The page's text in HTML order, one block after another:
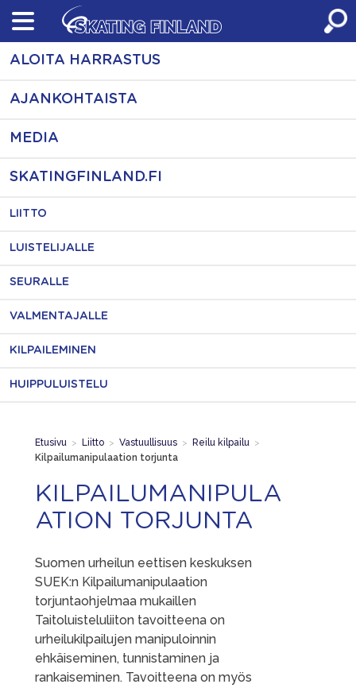
Skip
content
ALOITA HARRASTUS
AJANKOHTAISTA
MEDIA
SKATINGFINLAND.FI
LIITTO
LUISTELIJALLE
SEURALLE
VALMENTAJALLE
KILPAILEMINEN
HUIPPULUISTELU
Etusivu > Liitto > Vastuullisuus > Reilu kilpailu >
Kilpailumanipulaation torjunta
KILPAILUMANIPULA
ATION TORJUNTA
Suomen urheilun eettisen keskuksen
SUEK:n Kilpailumanipulaation
torjuntaohjelmaa mukaillen
Taitoluisteluliiton tavoitteena on
urheilukilpailujen manipuloinnin
ehkäiseminen, tunnistaminen ja
rankaiseminen. Tavoitteena on myös